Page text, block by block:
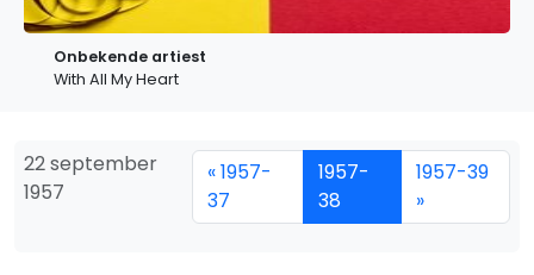
Onbekende artiest
With All My Heart
22 september
1957
« 1957-
37
1957-
38
1957-39
»